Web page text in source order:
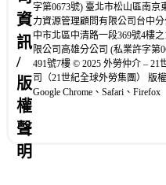
資
訊
/
版
權
聲
明
字第0673號) 臺北市松山區南京
力資源管理顧問有限公司台中
中市北區中清路一段369號4樓
限公司高雄分公司 (私業許字第
491號7樓 © 2025 外勞仲介 –
司（21世紀全球外勞集團） 版
Google Chrome、Safari、Firefox